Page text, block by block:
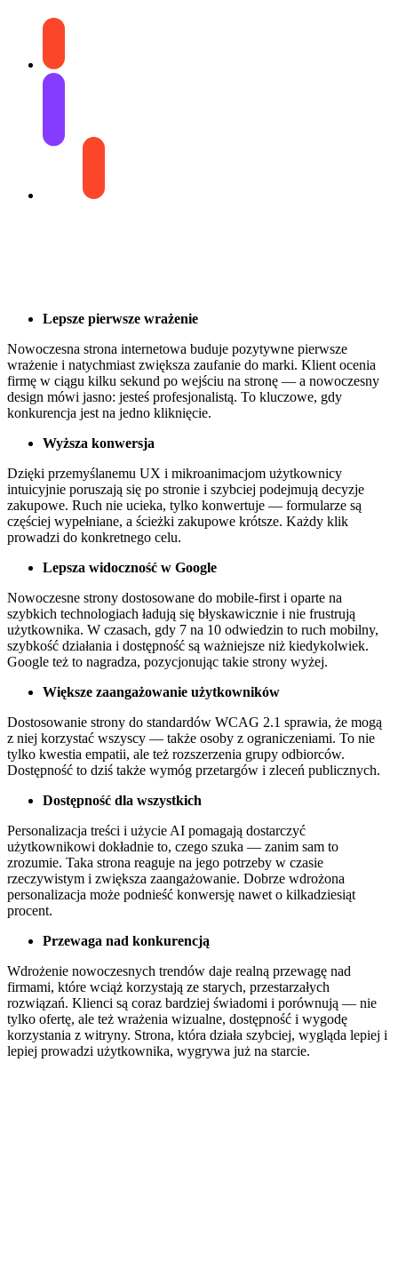
Lepsze pierwsze wrażenie
Nowoczesna strona internetowa buduje pozytywne pierwsze
wrażenie i natychmiast zwiększa zaufanie do marki. Klient ocenia
firmę w ciągu kilku sekund po wejściu na stronę — a nowoczesny
design mówi jasno: jesteś profesjonalistą. To kluczowe, gdy
konkurencja jest na jedno kliknięcie.
Wyższa konwersja
Dzięki przemyślanemu UX i mikroanimacjom użytkownicy
intuicyjnie poruszają się po stronie i szybciej podejmują decyzje
zakupowe. Ruch nie ucieka, tylko konwertuje — formularze są
częściej wypełniane, a ścieżki zakupowe krótsze. Każdy klik
prowadzi do konkretnego celu.
Lepsza widoczność w Google
Nowoczesne strony dostosowane do mobile-first i oparte na
szybkich technologiach ładują się błyskawicznie i nie frustrują
użytkownika. W czasach, gdy 7 na 10 odwiedzin to ruch mobilny,
szybkość działania i dostępność są ważniejsze niż kiedykolwiek.
Google też to nagradza, pozycjonując takie strony wyżej.
Większe zaangażowanie użytkowników
Dostosowanie strony do standardów WCAG 2.1 sprawia, że mogą
z niej korzystać wszyscy — także osoby z ograniczeniami. To nie
tylko kwestia empatii, ale też rozszerzenia grupy odbiorców.
Dostępność to dziś także wymóg przetargów i zleceń publicznych.
Dostępność dla wszystkich
Personalizacja treści i użycie AI pomagają dostarczyć
użytkownikowi dokładnie to, czego szuka — zanim sam to
zrozumie. Taka strona reaguje na jego potrzeby w czasie
rzeczywistym i zwiększa zaangażowanie. Dobrze wdrożona
personalizacja może podnieść konwersję nawet o kilkadziesiąt
procent.
Przewaga nad konkurencją
Wdrożenie nowoczesnych trendów daje realną przewagę nad
firmami, które wciąż korzystają ze starych, przestarzałych
rozwiązań. Klienci są coraz bardziej świadomi i porównują — nie
tylko ofertę, ale też wrażenia wizualne, dostępność i wygodę
korzystania z witryny. Strona, która działa szybciej, wygląda lepiej i
lepiej prowadzi użytkownika, wygrywa już na starcie.